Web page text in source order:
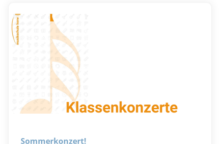
Sommerkonzert!